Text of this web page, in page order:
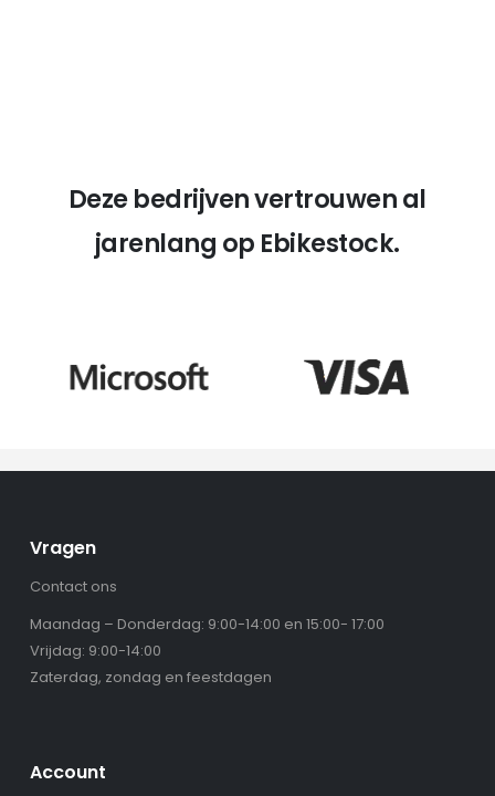
Deze bedrijven vertrouwen al
jarenlang op Ebikestock.
Vragen
Contact ons
Maandag – Donderdag: 9:00-14:00 en 15:00- 17:00
Vrijdag: 9:00-14:00
Zaterdag, zondag en feestdagen
Account